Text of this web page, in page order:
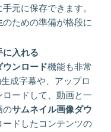
元に保存できます。
のための準備が格段に
に入れる
ウンロード機能も非常
成字幕や、アップロ
ードして、動画と一
のサムネイル画像ダウ
ードしたコンテンツの